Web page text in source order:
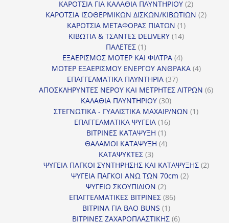
προϊόν
ΚΑΡΟΤΣΙΑ ΓΙΑ ΚΑΛΑΘΙΑ ΠΛΥΝΤΗΡΙΟΥ 22
προϊόντα
ΚΑΡΟΤΣΙΑ ΙΣΟΘΕΡΜΙΚΩΝ ΔΙΣΚΩΝ/ΚΙΒΩΤΙΩΝ 22
ΚΑΡΟΤΣΙΑ ΜΕΤΑΦΟΡΑΣ ΠΙΑΤΩΝ 11
προϊόν
ΚΙΒΩΤΙΑ & ΤΣΑΝΤΕΣ DELIVERY 1414
ΠΑΛΕΤΕΣ 11
προϊόν
ΕΞΑΕΡΙΣΜΟΣ ΜΟΤΕΡ ΚΑΙ ΦΙΛΤΡΑ 44
προϊόντα
ΜΟΤΕΡ ΕΞΑΕΡΙΣΜΟΥ ΕΝΕΡΓΟΥ ΑΝΘΡΑΚΑ 44
ΕΠΑΓΓΕΛΜΑΤΙΚΑ ΠΛΥΝΤΗΡΙΑ 3737
προϊόντα
ΑΠΟΣΚΛΗΡΥΝΤΕΣ ΝΕΡΟΥ ΚΑΙ ΜΕΤΡΗΤΕΣ ΛΙΤΡΩΝ 66
ΚΑΛΑΘΙΑ ΠΛΥΝΤΗΡΙΟΥ 3030
προϊόντα
ΣΤΕΓΝΩΤΙΚΑ - ΓΥΑΛΙΣΤΙΚΑ ΜΑΧΑΙΡ/ΝΩΝ 11
ΕΠΑΓΓΕΛΜΑΤΙΚΑ ΨΥΓΕΙΑ 1616
ΒΙΤΡΙΝΕΣ ΚΑΤΑΨΥΞΗ 11
προϊόν
ΘΑΛΑΜΟΙ ΚΑΤΑΨΥΞΗ 44
ΚΑΤΑΨΥΚΤΕΣ 33
προϊόντα
ΨΥΓΕΙΑ ΠΑΓΚΟΙ ΣΥΝΤΗΡΗΣΗΣ ΚΑΙ ΚΑΤΑΨΥΞΗΣ 22
ΨΥΓΕΙΑ ΠΑΓΚΟΙ ΑΝΩ ΤΩΝ 70cm 22
ΨΥΓΕΙΟ ΣΚΟΥΠΙΔΙΩΝ 22
προϊόντα
ΕΠΑΓΓΕΛΜΑΤΙΚΕΣ ΒΙΤΡΙΝΕΣ 8686
ΒΙΤΡΙΝΑ ΓΙΑ BAO BUNS 11
προϊόν
ΒΙΤΡΙΝΕΣ ΖΑΧΑΡΟΠΛΑΣΤΙΚΗΣ 66